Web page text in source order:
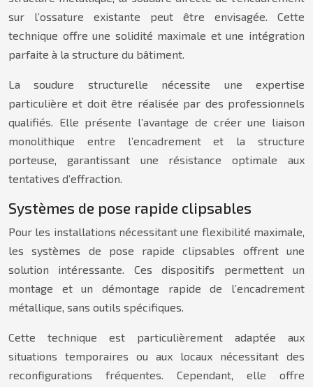
sur l’ossature existante peut être envisagée. Cette
technique offre une solidité maximale et une intégration
parfaite à la structure du bâtiment.
La soudure structurelle nécessite une expertise
particulière et doit être réalisée par des professionnels
qualifiés. Elle présente l’avantage de créer une liaison
monolithique entre l’encadrement et la structure
porteuse, garantissant une résistance optimale aux
tentatives d’effraction.
Systèmes de pose rapide clipsables
Pour les installations nécessitant une flexibilité maximale,
les systèmes de pose rapide clipsables offrent une
solution intéressante. Ces dispositifs permettent un
montage et un démontage rapide de l’encadrement
métallique, sans outils spécifiques.
Cette technique est particulièrement adaptée aux
situations temporaires ou aux locaux nécessitant des
reconfigurations fréquentes. Cependant, elle offre